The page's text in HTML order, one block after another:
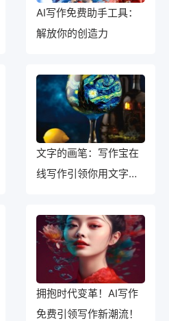
AI写作免费助手工具：
解放你的创造力
文字的画笔：写作宝在
线写作引领你用文字绘
拥抱时代变革！AI写作
免费引领写作新潮流！